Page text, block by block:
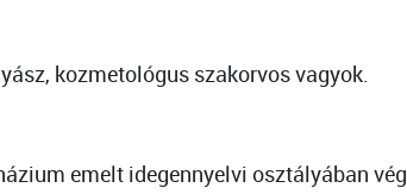
kozmetológus szakorvos vagyok.
emelt idegennyelvi osztályában